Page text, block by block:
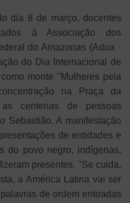
dia 8 de março, docentes
à Associação dos
do Amazonas (Adua -
do Dia Internacional de
monte "Mulheres pela
na Praça da
centenas de pessoas
Sebastião. A manifestação
de entidades e
do povo negro, indígenas,
presentes. "Se cuida,
a América Latina vai ser
de ordem entoadas